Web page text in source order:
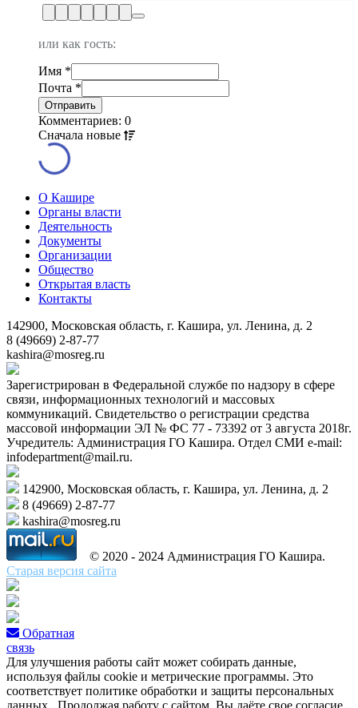
или как гость:
Имя *
Почта *
Комментариев: 0
Сначала новые
О Кашире
Органы власти
Деятельность
Документы
Организации
Общество
Открытая власть
Контакты
142900, Московская область, г. Кашира, ул. Ленина, д. 2
8 (49669) 2-87-77
kashira@mosreg.ru
Зарегистрирован в Федеральной службе по надзору в сфере
связи, информационных технологий и массовых
коммуникаций. Свидетельство о регистрации средства
массовой информации ЭЛ № ФС 77 - 73392 от 3 августа 2018г.
Учредитель: Администрация ГО Кашира. Отдел СМИ e-mail:
infodepartment@mail.ru.
142900, Московская область, г. Кашира, ул. Ленина, д. 2
8 (49669) 2-87-77
kashira@mosreg.ru
© 2020 - 2024 Администрация ГО Кашира.
Старая версия сайта
Обратная
связь
Для улучшения работы сайт может собирать данные,
используя файлы cookie и метрические программы. Это
соответствует политике обработки и защиты персональных
данных . Продолжая работу с сайтом, Вы даёте свое согласие